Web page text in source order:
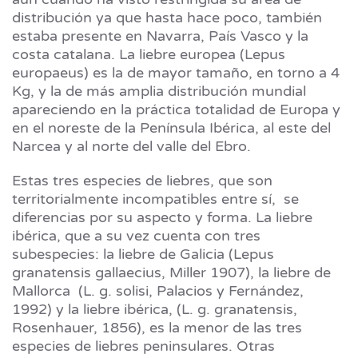
distribución ya que hasta hace poco, también
estaba presente en Navarra, País Vasco y la
costa catalana. La liebre europea (Lepus
europaeus) es la de mayor tamaño, en torno a 4
Kg, y la de más amplia distribución mundial
apareciendo en la práctica totalidad de Europa y
en el noreste de la Península Ibérica, al este del
Narcea y al norte del valle del Ebro.
Estas tres especies de liebres, que son
territorialmente incompatibles entre sí, se
diferencias por su aspecto y forma. La liebre
ibérica, que a su vez cuenta con tres
subespecies: la liebre de Galicia (Lepus
granatensis gallaecius, Miller 1907), la liebre de
Mallorca (L. g. solisi, Palacios y Fernández,
1992) y la liebre ibérica, (L. g. granatensis,
Rosenhauer, 1856), es la menor de las tres
especies de liebres peninsulares. Otras